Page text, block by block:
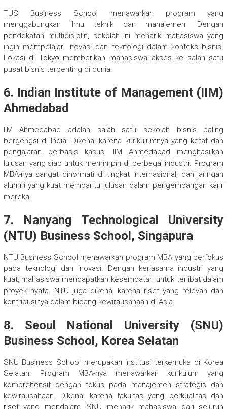
TUS Business School menawarkan program yang
menggabungkan ilmu teknik dan manajemen. Dengan
pendekatan multidisiplin, sekolah ini menarik mahasiswa yang
ingin mempelajari inovasi dan teknologi dalam konteks bisnis.
Lokasi di Tokyo memberikan mahasiswa akses ke salah satu
pusat bisnis terpenting di dunia.
6. Indian Institute of Management (IIM)
Ahmedabad
IIM Ahmedabad adalah salah satu sekolah bisnis paling
bergengsi di India. Dikenal karena kurikulumnya yang ketat dan
pengajaran berbasis kasus, IIM Ahmedabad menghasilkan
lulusan yang siap untuk memimpin di berbagai industri. Program
MBA-nya sangat dihormati di tingkat internasional, dan jaringan
alumni yang kuat membantu lulusan dalam pengembangan karir
mereka.
7. Nanyang Technological University
(NTU) Business School, Singapura
NTU Business School menawarkan program MBA yang berfokus
pada teknologi dan inovasi. Dengan kerjasama industri yang
kuat, mahasiswa mendapatkan kesempatan untuk terlibat dalam
proyek nyata. NTU juga dikenal karena riset yang relevan dan
kontribusinya dalam bidang kewirausahaan di Asia.
8. Seoul National University (SNU)
Business School, Korea Selatan
SNU Business School merupakan institusi terkemuka di Korea
Selatan. Program MBA-nya menawarkan kurikulum yang
komprehensif dengan fokus pada manajemen strategis dan
kewirausahaan. Dikenal karena fakultas yang berkualitas dan